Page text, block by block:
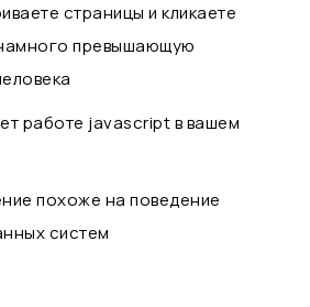
страницы и кликаете
превышающую
работе javascript в вашем
похоже на поведение
систем